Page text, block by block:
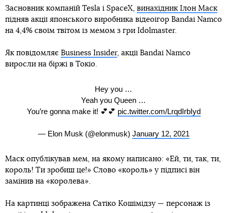
Засновник компаній Tesla і SpaceX, винахідник Ілон Маск
підняв акції японського виробника відеоігор Bandai Namco
на 4,4% своїм твітом із мемом з гри Idolmaster.
Як повідомляє Business Insider, акції Bandai Namco
виросли на біржі в Токіо.
Hey you …
Yeah you Queen …
You’re gonna make it! 💕💕 pic.twitter.com/LrqdIrbIyd
— Elon Musk (@elonmusk) January 12, 2021
Маск опублікував мем, на якому написано: «Ей, ти, так, ти,
король! Ти зробиш це!» Слово «король» у підписі він
замінив на «королева».
На картинці зображена Сатіко Кошімідзу — персонаж із